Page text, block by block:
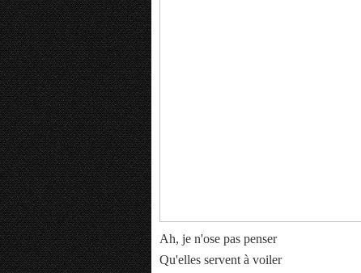
Ah, je n'ose pas penser
Qu'elles servent à voiler